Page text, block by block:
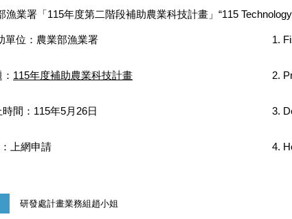
漁業署「115年度第二階段補助農業科技計畫」“115
單位：農業部漁業署
115年度補助農業科技計畫
間：115年5月26日
上網申請
研發處計畫業務組趙小姐